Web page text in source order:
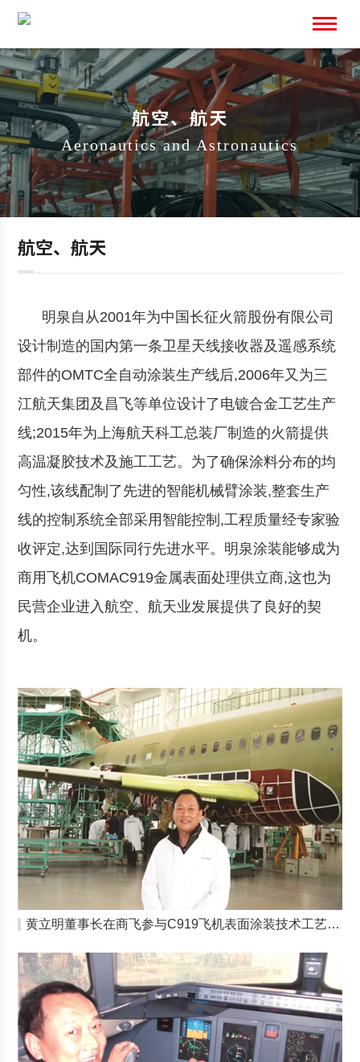
SCROLL
航空、航天
Aeronautics and Astronautics
航空、航天
明泉自从2001年为中国长征火箭股份有限公司
设计制造的国内第一条卫星天线接收器及遥感系统
部件的OMTC全自动涂装生产线后,2006年又为三
江航天集团及昌飞等单位设计了电镀合金工艺生产
线;2015年为上海航天科工总装厂制造的火箭提供
高温凝胶技术及施工工艺。为了确保涂料分布的均
匀性,该线配制了先进的智能机械臂涂装,整套生产
线的控制系统全部采用智能控制,工程质量经专家验
收评定,达到国际同行先进水平。明泉涂装能够成为
商用飞机COMAC919金属表面处理供立商,这也为
民营企业进入航空、航天业发展提供了良好的契
机。
黄立明董事长在商飞参与C919飞机表面涂装技术工艺定标